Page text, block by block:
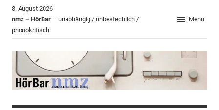
Zum
Inhalt
springen
8. August 2026
nmz – HörBar – unabhängig / unbestechlich /
phonokritisch
Menu